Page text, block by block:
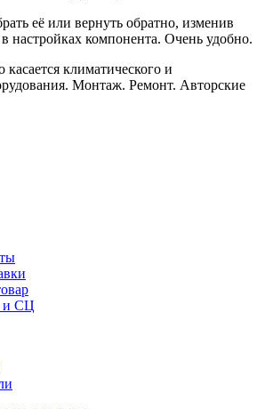
её или вернуть обратно, изменив
настройках компонента. Очень удобно.
климатического и
Монтаж. Ремонт. Авторские
и СЦ